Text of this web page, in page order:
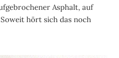
Asphalt, auf
hört sich das noch